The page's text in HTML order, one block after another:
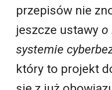
przepisów nie
jeszcze ustawy o
systemie
który to projekt